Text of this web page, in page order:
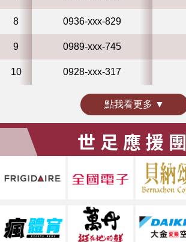
8 0936-xxx-829
9 0989-xxx-745
10 0928-xxx-317
點我看更多 ▼
世足應援團